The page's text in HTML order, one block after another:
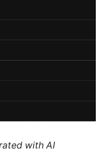
with AI